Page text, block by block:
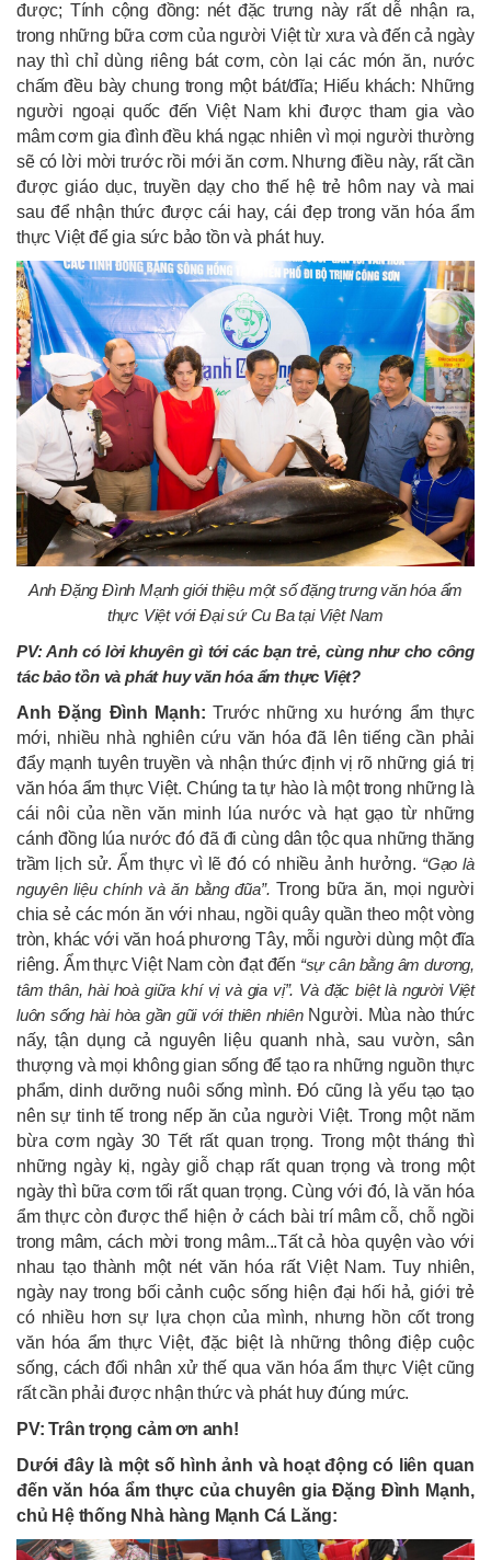
được; Tính cộng đồng: nét đặc trưng này rất dễ nhận ra,
trong những bữa cơm của người Việt từ xưa và đến cả ngày
nay thì chỉ dùng riêng bát cơm, còn lại các món ăn, nước
chấm đều bày chung trong một bát/đĩa; Hiếu khách: Những
người ngoại quốc đến Việt Nam khi được tham gia vào
mâm cơm gia đình đều khá ngạc nhiên vì mọi người thường
sẽ có lời mời trước rồi mới ăn cơm. Nhưng điều này, rất cần
được giáo dục, truyền dạy cho thế hệ trẻ hôm nay và mai
sau để nhận thức được cái hay, cái đẹp trong văn hóa ẩm
thực Việt để gia sức bảo tồn và phát huy.
Anh Đặng Đình Mạnh giới thiệu một số đặng trưng văn hóa ẩm
thực Việt với Đại sứ Cu Ba tại Việt Nam
PV: Anh có lời khuyên gì tới các bạn trẻ, cùng như cho công
tác bảo tồn và phát huy văn hóa ẩm thực Việt?
Anh Đặng Đình Mạnh: Trước những xu hướng ẩm thực
mới, nhiều nhà nghiên cứu văn hóa đã lên tiếng cần phải
đẩy mạnh tuyên truyền và nhận thức định vị rõ những giá trị
văn hóa ẩm thực Việt. Chúng ta tự hào là một trong những là
cái nôi của nền văn minh lúa nước và hạt gạo từ những
cánh đồng lúa nước đó đã đi cùng dân tộc qua những thăng
trầm lịch sử. Ẩm thực vì lẽ đó có nhiều ảnh hưởng. “Gạo là
nguyên liệu chính và ăn bằng đũa”. Trong bữa ăn, mọi người
chia sẻ các món ăn với nhau, ngồi quây quần theo một vòng
tròn, khác với văn hoá phương Tây, mỗi người dùng một đĩa
riêng. Ẩm thực Việt Nam còn đạt đến “sự cân bằng âm dương,
tâm thân, hài hoà giữa khí vị và gia vị”. Và đặc biệt là người Việt
luôn sống hài hòa gần gũi với thiên nhiênNgười. Mùa nào thức
nấy, tận dụng cả nguyên liệu quanh nhà, sau vườn, sân
thượng và mọi không gian sống để tạo ra những nguồn thực
phẩm, dinh dưỡng nuôi sống mình. Đó cũng là yếu tạo tạo
nên sự tinh tế trong nếp ăn của người Việt. Trong một năm
bừa cơm ngày 30 Tết rất quan trọng. Trong một tháng thì
những ngày kị, ngày giỗ chạp rất quan trọng và trong một
ngày thì bữa cơm tối rất quan trọng. Cùng với đó, là văn hóa
ẩm thực còn được thể hiện ở cách bài trí mâm cỗ, chỗ ngồi
trong mâm, cách mời trong mâm...Tất cả hòa quyện vào với
nhau tạo thành một nét văn hóa rất Việt Nam. Tuy nhiên,
ngày nay trong bối cảnh cuộc sống hiện đại hối hả, giới trẻ
có nhiều hơn sự lựa chọn của mình, nhưng hồn cốt trong
văn hóa ẩm thực Việt, đặc biệt là những thông điệp cuộc
sống, cách đối nhân xử thế qua văn hóa ẩm thực Việt cũng
rất cần phải được nhận thức và phát huy đúng mức.
PV: Trân trọng cảm ơn anh!
Dưới đây là một số hình ảnh và hoạt động có liên quan
đến văn hóa ẩm thực của chuyên gia Đặng Đình Mạnh,
chủ Hệ thống Nhà hàng Mạnh Cá Lăng: